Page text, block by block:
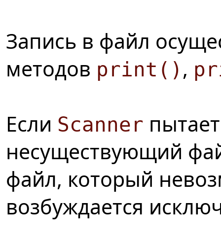
Запись в файл
методов print() ,
Если Scanner
несуществующий
файл, который
возбуждается